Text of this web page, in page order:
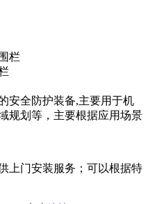
安全防护装备,主要用于机
规划等，主要根据应用场景
上门安装服务；可以根据特